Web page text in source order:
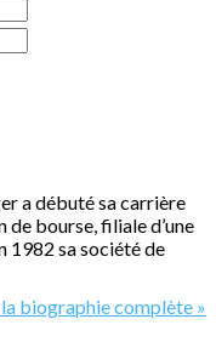
a débuté sa carrière
bourse, filiale d’une
1982 sa société de
biographie complète »